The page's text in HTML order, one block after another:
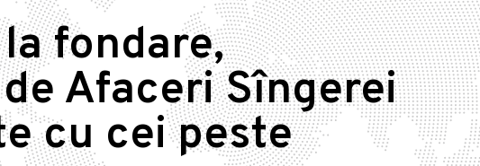
fondare,
Afaceri Sîngerei
cu cei peste